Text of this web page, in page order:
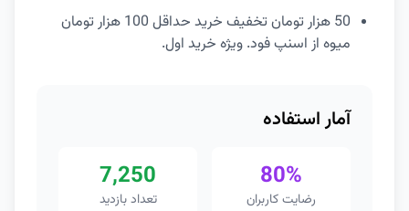
50 هزار تومان تخفیف خرید حداقل 100 هزار تومان
میوه از اسنپ فود. ویژه خرید اول.
آمار استفاده
80%
رضایت کاربران
7,250
تعداد بازدید